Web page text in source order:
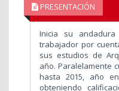
PRESENTACIÓN
Inicia su
trabajador por
sus estudios de
año. Paralelamente
hasta 2015, año
obteniendo